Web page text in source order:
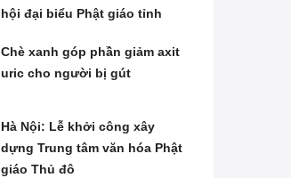
hội đại biểu Phật giáo tỉnh
Chè xanh góp phần giảm axit
uric cho người bị gút
Hà Nội: Lễ khởi công xây
dựng Trung tâm văn hóa Phật
giáo Thủ đô